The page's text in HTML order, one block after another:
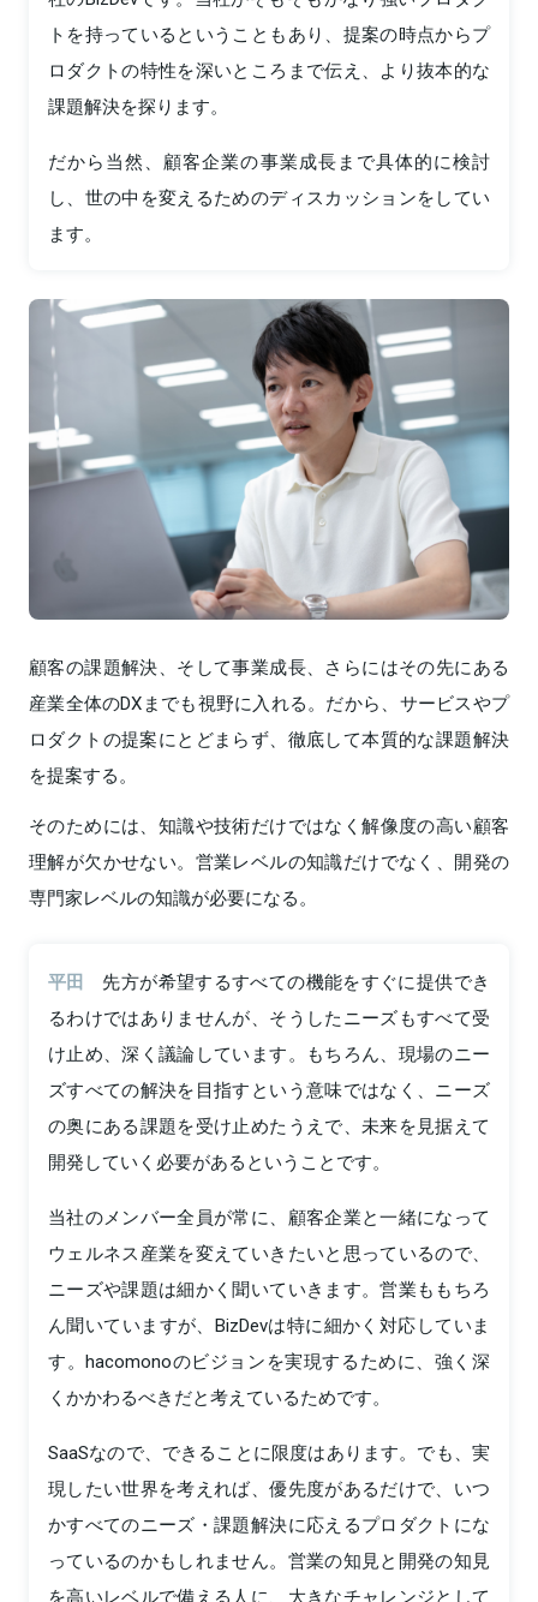
トを持っているということもあり、提案の時点からプ
ロダクトの特性を深いところまで伝え、より抜本的な
課題解決を探ります。
だから当然、顧客企業の事業成長まで具体的に検討
し、世の中を変えるためのディスカッションをしてい
ます。
顧客の課題解決、そして事業成長、さらにはその先にある
産業全体のDXまでも視野に入れる。だから、サービスやプ
ロダクトの提案にとどまらず、徹底して本質的な課題解決
を提案する。
そのためには、知識や技術だけではなく解像度の高い顧客
理解が欠かせない。営業レベルの知識だけでなく、開発の
専門家レベルの知識が必要になる。
平田
先方が希望するすべての機能をすぐに提供でき
るわけではありませんが、そうしたニーズもすべて受
け止め、深く議論しています。もちろん、現場のニー
ズすべての解決を目指すという意味ではなく、ニーズ
の奥にある課題を受け止めたうえで、未来を見据えて
開発していく必要があるということです。
当社のメンバー全員が常に、顧客企業と一緒になって
ウェルネス産業を変えていきたいと思っているので、
ニーズや課題は細かく聞いていきます。営業ももちろ
ん聞いていますが、BizDevは特に細かく対応していま
す。hacomonoのビジョンを実現するために、強く深
くかかわるべきだと考えているためです。
SaaSなので、できることに限度はあります。でも、実
現したい世界を考えれば、優先度があるだけで、いつ
かすべてのニーズ・課題解決に応えるプロダクトにな
っているのかもしれません。営業の知見と開発の知見
を高いレベルで備える人に、大きなチャレンジとして